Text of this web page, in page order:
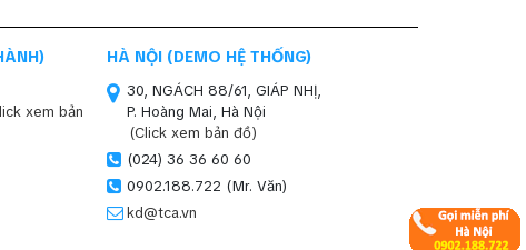
xem bản
HÀ NỘI (DEMO HỆ THỐNG)
30, NGÁCH 88/61, GIÁP NHỊ,
P. Hoàng Mai, Hà Nội
(Click xem bản đồ)
(024) 36 36 60 60
0902.188.722 (Mr. Văn)
kd@tca.vn